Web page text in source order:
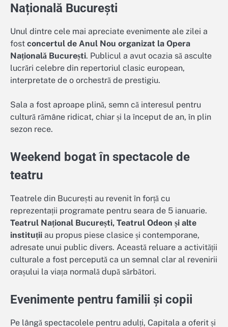
Națională București
Unul dintre cele mai apreciate evenimente ale zilei a
fost concertul de Anul Nou organizat la Opera
Națională București. Publicul a avut ocazia să asculte
lucrări celebre din repertoriul clasic european,
interpretate de o orchestră de prestigiu.
Sala a fost aproape plină, semn că interesul pentru
cultură rămâne ridicat, chiar și la început de an, în plin
sezon rece.
Weekend bogat în spectacole de
teatru
Teatrele din București au revenit în forță cu
reprezentații programate pentru seara de 5 ianuarie.
Teatrul Național București, Teatrul Odeon și alte
instituții au propus piese clasice și contemporane,
adresate unui public divers. Această reluare a activității
culturale a fost percepută ca un semnal clar al revenirii
orașului la viața normală după sărbători.
Evenimente pentru familii și copii
Pe lângă spectacolele pentru adulți, Capitala a oferit și